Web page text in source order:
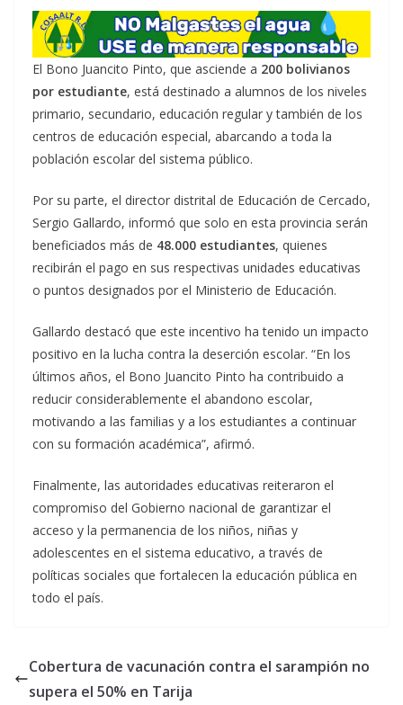
El Bono Juancito Pinto, que asciende a 200 bolivianos
por estudiante, está destinado a alumnos de los niveles
primario, secundario, educación regular y también de los
centros de educación especial, abarcando a toda la
población escolar del sistema público.
Por su parte, el director distrital de Educación de Cercado,
Sergio Gallardo, informó que solo en esta provincia serán
beneficiados más de 48.000 estudiantes, quienes
recibirán el pago en sus respectivas unidades educativas
o puntos designados por el Ministerio de Educación.
Gallardo destacó que este incentivo ha tenido un impacto
positivo en la lucha contra la deserción escolar. “En los
últimos años, el Bono Juancito Pinto ha contribuido a
reducir considerablemente el abandono escolar,
motivando a las familias y a los estudiantes a continuar
con su formación académica”, afirmó.
Finalmente, las autoridades educativas reiteraron el
compromiso del Gobierno nacional de garantizar el
acceso y la permanencia de los niños, niñas y
adolescentes en el sistema educativo, a través de
políticas sociales que fortalecen la educación pública en
todo el país.
Cobertura de vacunación contra el sarampión no
supera el 50% en Tarija